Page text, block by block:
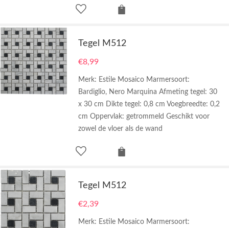
Tegel M512
€8,99
Merk: Estile Mosaico Marmersoort:
Bardiglio, Nero Marquina Afmeting tegel: 30
x 30 cm Dikte tegel: 0,8 cm Voegbreedte: 0,2
cm Oppervlak: getrommeld Geschikt voor
zowel de vloer als de wand
Tegel M512
€2,39
Merk: Estile Mosaico Marmersoort: